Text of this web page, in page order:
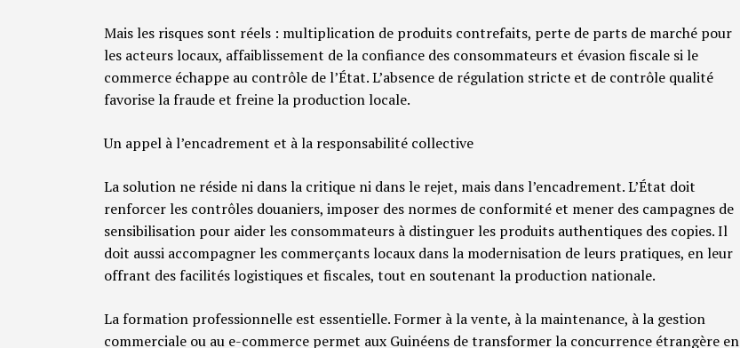
Mais les risques sont réels : multiplication de produits contrefaits, perte de parts de marché pour
les acteurs locaux, affaiblissement de la confiance des consommateurs et évasion fiscale si le
commerce échappe au contrôle de l’État. L’absence de régulation stricte et de contrôle qualité
favorise la fraude et freine la production locale.
Un appel à l’encadrement et à la responsabilité collective
La solution ne réside ni dans la critique ni dans le rejet, mais dans l’encadrement. L’État doit
renforcer les contrôles douaniers, imposer des normes de conformité et mener des campagnes de
sensibilisation pour aider les consommateurs à distinguer les produits authentiques des copies. Il
doit aussi accompagner les commerçants locaux dans la modernisation de leurs pratiques, en leur
offrant des facilités logistiques et fiscales, tout en soutenant la production nationale.
La formation professionnelle est essentielle. Former à la vente, à la maintenance, à la gestion
commerciale ou au e-commerce permet aux Guinéens de transformer la concurrence étrangère en